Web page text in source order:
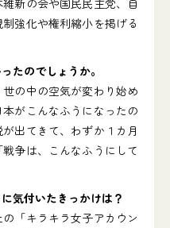
強化や権利縮小を掲げる
たのでしょうか。
の中の空気が変わり始め
がこんなふうになったの
出てきて、わずか１カ月
争は、こんなふうにして
気付いたきっかけは？
「キラキラ女子アカウン